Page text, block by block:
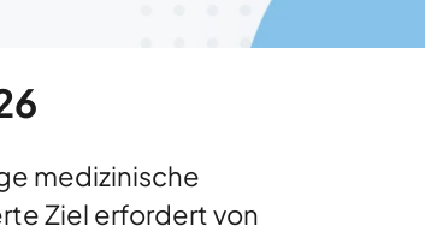
medizinische
Ziel erfordert von